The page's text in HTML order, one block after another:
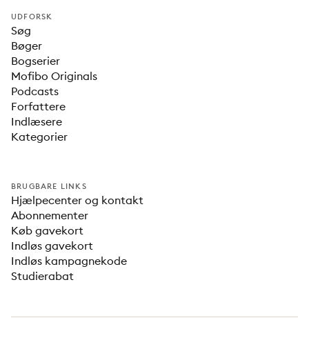
UDFORSK
Søg
Bøger
Bogserier
Mofibo Originals
Podcasts
Forfattere
Indlæsere
Kategorier
BRUGBARE LINKS
Hjælpecenter og kontakt
Abonnementer
Køb gavekort
Indløs gavekort
Indløs kampagnekode
Studierabat